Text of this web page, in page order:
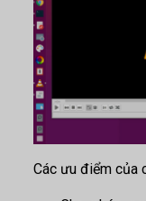
Các ưu điểm của